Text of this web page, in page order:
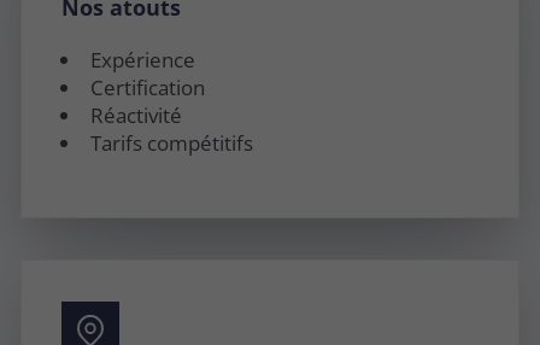
Nos atouts
Expérience
Certification
Réactivité
Tarifs compétitifs